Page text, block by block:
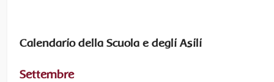
Calendario della Scuola e degli Asili
Settembre